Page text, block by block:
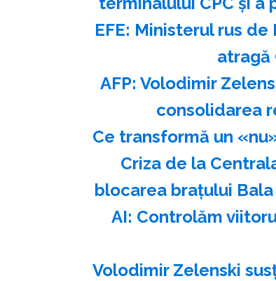
EFE: Ministerul rus
atragă
AFP: Volodimir
consolidarea
Ce transformă un
Criza de la
blocarea brațului
AI: Controlăm
Volodimir Zelenski